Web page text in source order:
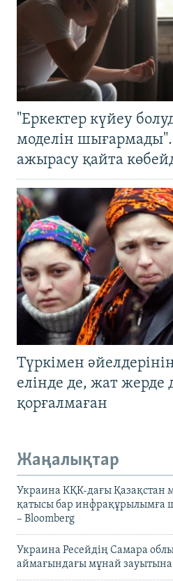
"Еркектер күйеу
моделін шығармады".
ажырасу қайта
Түркімен
елінде де, жат жерде
қорғалмаған
Жаңалықтар
Украина КҚК-дағы Қазақстан
қатысы бар инфрақұрылымға
– Bloomberg
Украина Ресейдің Самара
аймағындағы мұнай